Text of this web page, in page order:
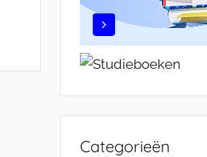
Categorieën